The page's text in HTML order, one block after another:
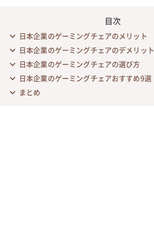
目次
日本企業のゲーミングチェアのメリット
日本企業のゲーミングチェアのデメリット
日本企業のゲーミングチェアの選び方
日本企業のゲーミングチェアおすすめ9選
まとめ